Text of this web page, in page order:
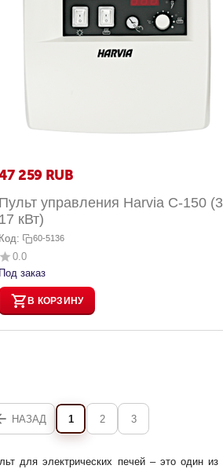
для электрических печей – это один
259 RUB
Пульт управления Harvia C-150
17 кВт)
Код: 60-5136
0.0
Под заказ
В КОРЗИНУ
НАЗАД 1 2 3